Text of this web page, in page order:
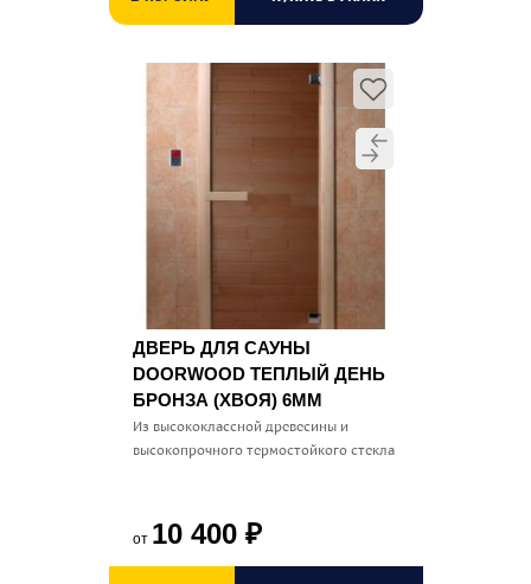
ДВЕРЬ ДЛЯ САУНЫ
DOORWOOD ТЕПЛЫЙ ДЕНЬ
БРОНЗА (ХВОЯ) 6ММ
Из высококлассной древесины и
высокопрочного термостойкого стекла
от 10 400 ₽